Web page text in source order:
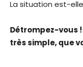
La situation est-
Détrompez-vous
très simple, que